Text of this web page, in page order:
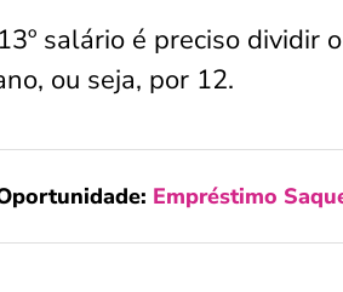
salário é preciso
ou seja, por 12.
Empréstimo